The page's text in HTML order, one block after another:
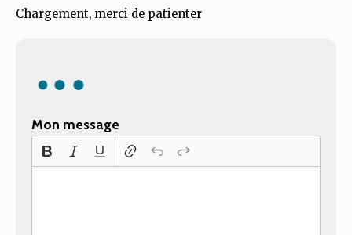
Chargement, merci de patienter
Mon message